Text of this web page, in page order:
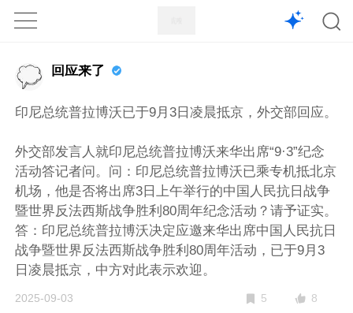
1X
回应来了
印尼总统普拉博沃已于9月3日凌晨抵京，外交部回应。
外交部发言人就印尼总统普拉博沃来华出席“9·3”纪念
活动答记者问。问：印尼总统普拉博沃已乘专机抵北京
机场，他是否将出席3日上午举行的中国人民抗日战争
暨世界反法西斯战争胜利80周年纪念活动？请予证实。
答：印尼总统普拉博沃决定应邀来华出席中国人民抗日
战争暨世界反法西斯战争胜利80周年活动，已于9月3
日凌晨抵京，中方对此表示欢迎。
2025-09-03 5 8